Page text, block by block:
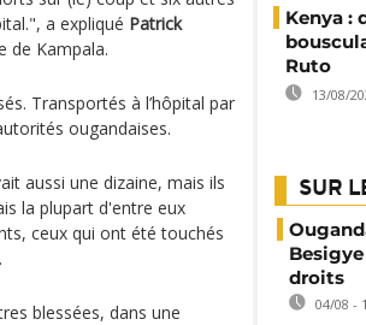
a expliqué Patrick
de Kampala.
Transportés à l’hôpital par
ougandaises.
aussi une dizaine, mais ils
la plupart d'entre eux
ceux qui ont été touchés
blessées, dans une
Kenya :
Ruto
13/08/
SUR
droits
04/08 -